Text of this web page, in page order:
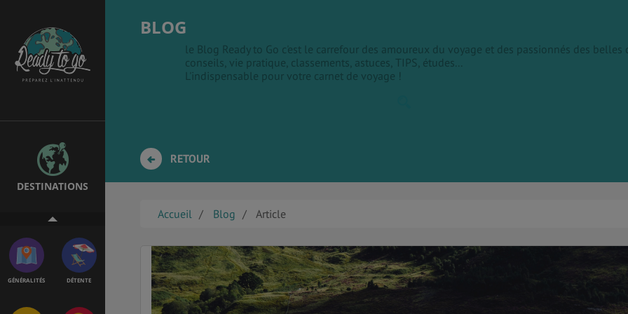
DESTINATIONS
EMPLOIS &
STAGES
BONS PLANS
GÉNÉRALITÉS DÉTENTE
BLOG
le Blog Ready to Go c'est le carrefour des amoureux du voyage et des passionnés des belles
conseils, vie pratique, classements, astuces, TIPS, études...
L'indispensable pour votre carnet de voyage !
RETOUR
Accueil Blog Article